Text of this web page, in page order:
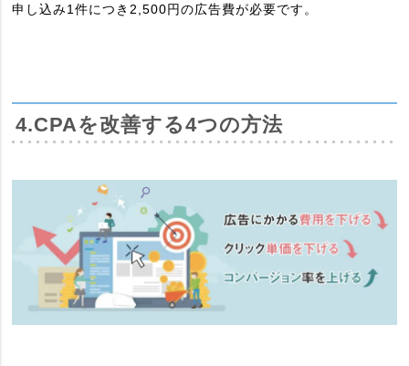
申し込み1件につき2,500円の広告費が必要です。
4.CPAを改善する4つの方法